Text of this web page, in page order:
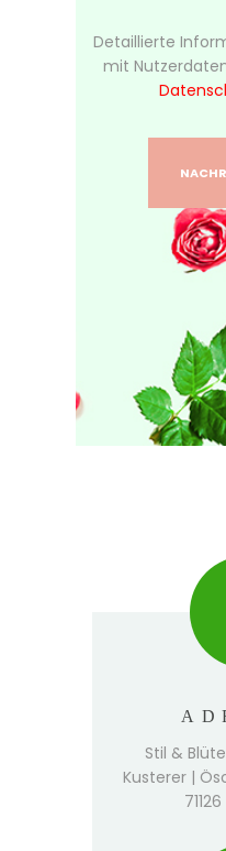
Detaillierte
mit
Stil &
Kusterer |